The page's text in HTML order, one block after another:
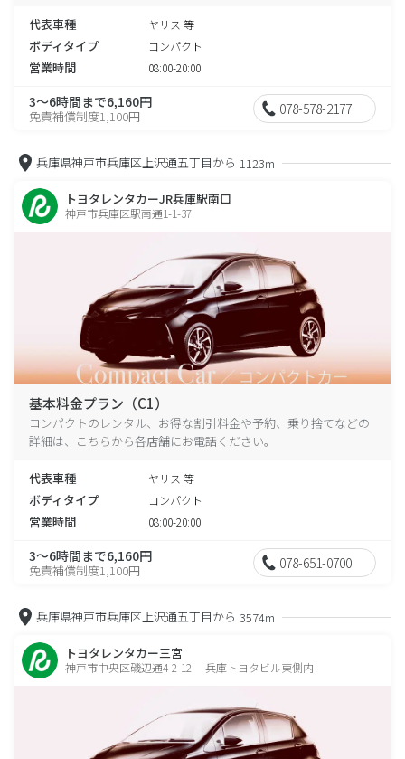
代表車種 ヤリス 等
ボディタイプ コンパクト
営業時間 08:00-20:00
3～6時間まで6,160円
免責補償制度1,100円 078-578-2177
兵庫県神戸市兵庫区上沢通五丁目から 1123m
トヨタレンタカーJR兵庫駅南口
神戸市兵庫区駅南通1-1-37
基本料金プラン（C1）
コンパクトのレンタル、お得な割引料金や予約、乗り捨てなどの
詳細は、こちらから各店舗にお電話ください。
代表車種 ヤリス 等
ボディタイプ コンパクト
営業時間 08:00-20:00
3～6時間まで6,160円
免責補償制度1,100円 078-651-0700
兵庫県神戸市兵庫区上沢通五丁目から 3574m
トヨタレンタカー三宮
神戸市中央区磯辺通4-2-12 兵庫トヨタビル東側内